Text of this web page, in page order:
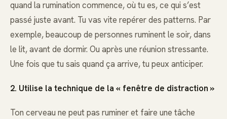
quand la rumination commence, où tu es, ce qui s’est
passé juste avant. Tu vas vite repérer des patterns. Par
exemple, beaucoup de personnes ruminent le soir, dans
le lit, avant de dormir. Ou après une réunion stressante.
Une fois que tu sais quand ça arrive, tu peux anticiper.
2. Utilise la technique de la « fenêtre de distraction »
Ton cerveau ne peut pas ruminer et faire une tâche